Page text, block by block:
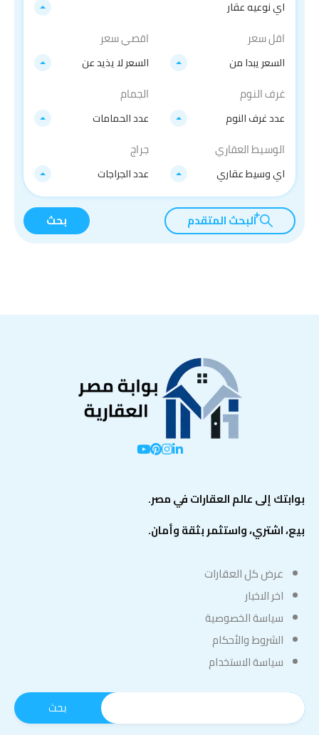
اي نوعيه عقار
اقل سعر
السعر يبدا من
اقصي سعر
السعر لا يذيد عن
غرف النوم
عدد غرف النوم
الجمام
عدد الحمامات
الوسيط العقاري
اي وسيط عقاري
جراج
عدد الجراجات
البحث المتقدم بحث
بوابتك إلى عالم العقارات في مصر.
بيع، اشتري، واستثمر بثقة وأمان.
عرض كل العقارات
اخر الاخبار
سياسة الخصوصية
الشروط والأحكام
سياسة الاستخدام